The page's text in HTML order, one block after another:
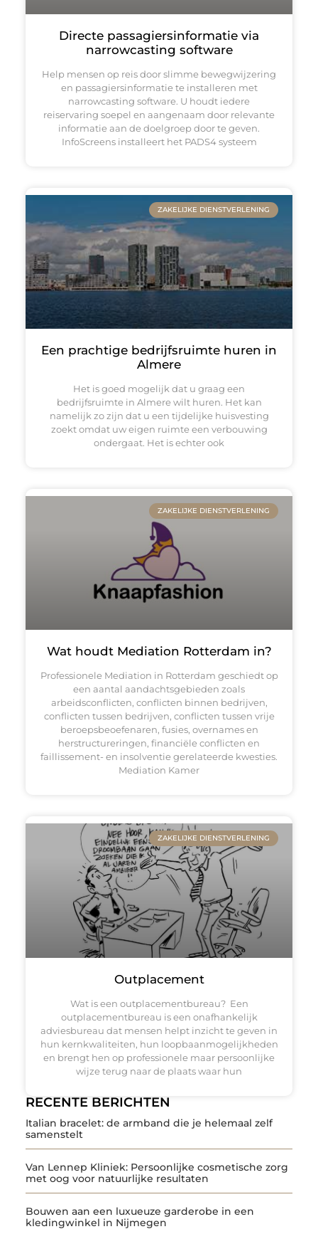
RECENTE BERICHTEN
Italian bracelet: de armband die je helemaal zelf
samenstelt
Van Lennep Kliniek: Persoonlijke cosmetische zorg
met oog voor natuurlijke resultaten
Bouwen aan een luxueuze garderobe in een
kledingwinkel in Nijmegen
Directe passagiersinformatie via
narrowcasting software
Help mensen op reis door slimme bewegwijzering
en passagiersinformatie te installeren met
narrowcasting software. U houdt iedere
reiservaring soepel en aangenaam door relevante
informatie aan de doelgroep door te geven.
InfoScreens installeert het PADS4 systeem
ZAKELIJKE DIENSTVERLENING
Een prachtige bedrijfsruimte huren in
Almere
Het is goed mogelijk dat u graag een
bedrijfsruimte in Almere wilt huren. Het kan
namelijk zo zijn dat u een tijdelijke huisvesting
zoekt omdat uw eigen ruimte een verbouwing
ondergaat. Het is echter ook
ZAKELIJKE DIENSTVERLENING
Wat houdt Mediation Rotterdam in?
Professionele Mediation in Rotterdam geschiedt op
een aantal aandachtsgebieden zoals
arbeidsconflicten, conflicten binnen bedrijven,
conflicten tussen bedrijven, conflicten tussen vrije
beroepsbeoefenaren, fusies, overnames en
herstructureringen, financiële conflicten en
faillissement- en insolventie gerelateerde kwesties.
Mediation Kamer
ZAKELIJKE DIENSTVERLENING
Outplacement
Wat is een outplacementbureau? Een
outplacementbureau is een onafhankelijk
adviesbureau dat mensen helpt inzicht te geven in
hun kernkwaliteiten, hun loopbaanmogelijkheden
en brengt hen op professionele maar persoonlijke
wijze terug naar de plaats waar hun